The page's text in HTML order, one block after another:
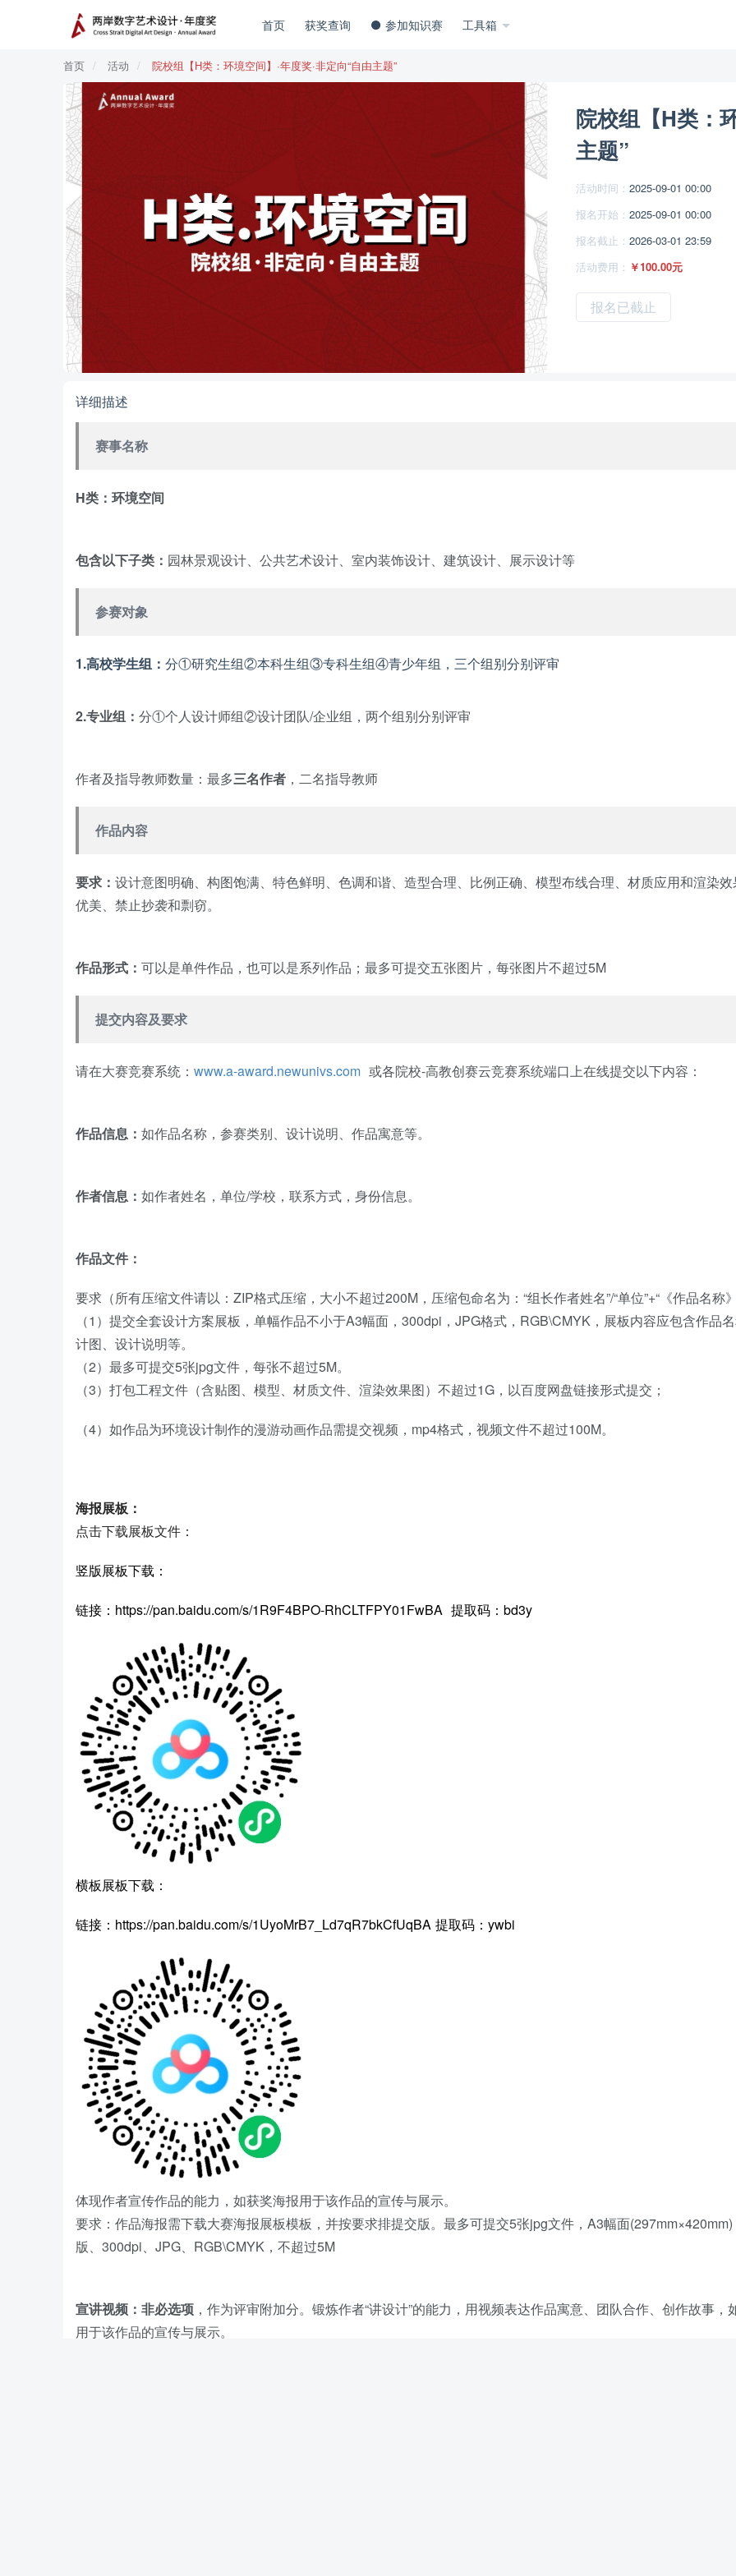
首页 获奖查询 参加知识赛 工具箱
首页 活动 院校组【H类：环境空间】·年度奖·非定向“自由主题”
院校组【H类：
主题”
活动时间： 2025-09-01 00:00
报名开始： 2025-09-01 00:00
报名截止： 2026-03-01 23:59
活动费用： ￥100.00元
报名已截止
详细描述
赛事名称
H类：环境空间
包含以下子类： 园林景观设计、公共艺术设计、室内装饰设计、建筑设计、展示设计等
参赛对象
1.高校学生组： 分①研究生组②本科生组③专科生组④青少年组，三个组别分别评审
2.专业组： 分①个人设计师组②设计团队/企业组，两个组别分别评审
作者及指导教师数量：最多三名作者 ，二名指导教师
作品内容
要求： 设计意图明确、构图饱满、特色鲜明、色调和谐、造型合理、比例正确、模型布线合理、材质应用和渲染
优美、禁止抄袭和剽窃。
作品形式： 可以是单件作品，也可以是系列作品；最多可提交五张图片，每张图片不超过5M
提交内容及要求
请在大赛竞赛系统： www.a-award.newunivs.com 或各院校-高教创赛云竞赛系统端口上在线提交以下内容：
作品信息： 如作品名称，参赛类别、设计说明、作品寓意等。
作者信息： 如作者姓名，单位/学校，联系方式，身份信息。
作品文件：
要求（所有压缩文件请以：ZIP格式压缩，大小不超过200M，压缩包命名为：“组长作者姓名”/“单位”+“《作品名称
（1）提交全套设计方案展板，单幅作品不小于A3幅面，300dpi，JPG格式，RGB\CMYK，展板内容应包含作品
计图、设计说明等。
（2）最多可提交5张jpg文件，每张不超过5M。
（3）打包工程文件（含贴图、模型、材质文件、渲染效果图）不超过1G，以百度网盘链接形式提交；
（4）如作品为环境设计制作的漫游动画作品需提交视频，mp4格式，视频文件不超过100M。
海报展板：
点击下载展板文件：
竖版展板下载：
链接：https://pan.baidu.com/s/1R9F4BPO-RhCLTFPY01FwBA 提取码：bd3y
横板展板下载：
链接：https://pan.baidu.com/s/1UyoMrB7_Ld7qR7bkCfUqBA 提取码：ywbi
体现作者宣传作品的能力，如获奖海报用于该作品的宣传与展示。
要求：作品海报需下载大赛海报展板模板，并按要求排提交版。最多可提交5张jpg文件，A3幅面
版、300dpi、JPG、RGB\CMYK，不超过5M
宣讲视频：非必选项 ，作为评审附加分。锻炼作者“讲设计”的能力，用视频表达作品寓意、团队合作、创作故事，
用于该作品的宣传与展示。